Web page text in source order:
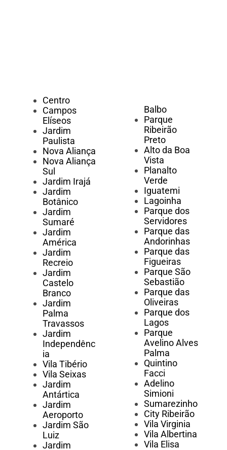
Centro
Campos
Elíseos
Jardim
Paulista
Nova Aliança
Nova Aliança
Sul
Jardim Irajá
Jardim
Botânico
Jardim
Sumaré
Jardim
América
Jardim
Recreio
Jardim
Castelo
Branco
Jardim
Palma
Travassos
Jardim
Independênc
ia
Vila Tibério
Vila Seixas
Jardim
Antártica
Jardim
Aeroporto
Jardim São
Luiz
Jardim
Balbo
Parque
Ribeirão
Preto
Alto da Boa
Vista
Planalto
Verde
Iguatemi
Lagoinha
Parque dos
Servidores
Parque das
Andorinhas
Parque das
Figueiras
Parque São
Sebastião
Parque das
Oliveiras
Parque dos
Lagos
Parque
Avelino Alves
Palma
Quintino
Facci
Adelino
Simioni
Sumarezinho
City Ribeirão
Vila Virginia
Vila Albertina
Vila Elisa